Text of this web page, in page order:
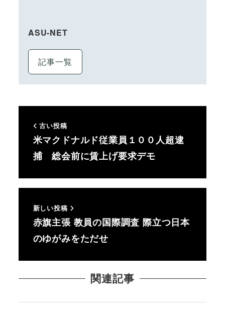
ASU-NET
記事一覧
古い投稿
米マクドナルド従業員１００人超逮
捕 総会前に賃上げ要求デモ
新しい投稿
赤旗主張 教員の国際調査 際立つ日本
のゆがみをただせ
関連記事